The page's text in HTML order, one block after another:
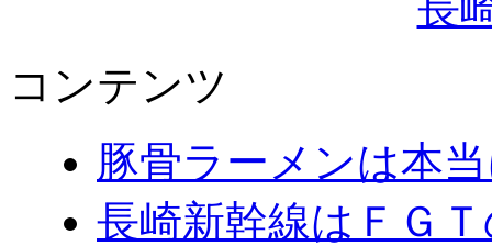
コンテンツ
豚骨ラーメンは本
長崎新幹線はＦＧ